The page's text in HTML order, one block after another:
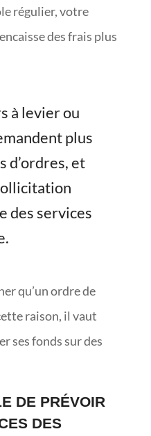
régulier, votre
des frais plus
à levier ou
plus
d’ordres, et
des services
qu’un ordre de
raison, il vaut
ses fonds sur des
DE PRÉVOIR
DES